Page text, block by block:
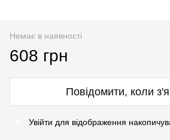
Немає в наявності
608 грн
Повідомити, коли
Увійти для відображення